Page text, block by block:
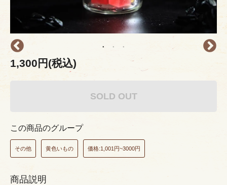
1,300円(税込)
SOLD OUT
この商品のグループ
その他 黄色いもの 価格:1,001円~3000円
商品説明